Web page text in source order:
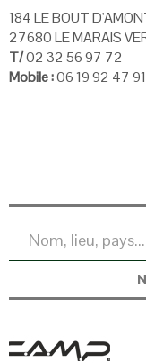
184 LE BOUT
27680 LE MARAIS
T/02 32 56 97 72
Mobile :06 19 92 47 91